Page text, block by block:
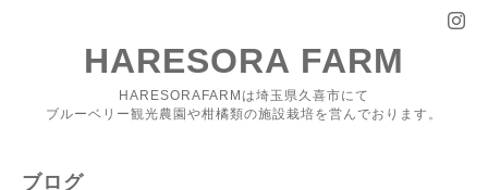
HARESORA FARM
HARESORAFARMは埼玉県久喜市にて
ブルーベリー観光農園や柑橘類の施設栽培を営んでおります。
ブログ